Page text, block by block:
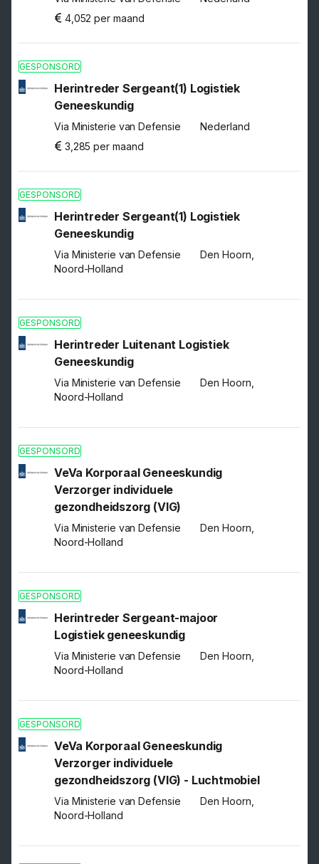
4,052 per maand
GESPONSORD
Herintreder Sergeant(1) Logistiek
Geneeskundig
Via Ministerie van Defensie
Nederland
3,285 per maand
GESPONSORD
Herintreder Sergeant(1) Logistiek
Geneeskundig
Via Ministerie van Defensie
Den Hoorn,
Noord-Holland
GESPONSORD
Herintreder Luitenant Logistiek
Geneeskundig
Via Ministerie van Defensie
Den Hoorn,
Noord-Holland
GESPONSORD
VeVa Korporaal Geneeskundig
Verzorger individuele
gezondheidszorg (VIG)
Via Ministerie van Defensie
Den Hoorn,
Noord-Holland
GESPONSORD
Herintreder Sergeant-majoor
Logistiek geneeskundig
Via Ministerie van Defensie
Den Hoorn,
Noord-Holland
GESPONSORD
VeVa Korporaal Geneeskundig
Verzorger individuele
gezondheidszorg (VIG) - Luchtmobiel
Via Ministerie van Defensie
Den Hoorn,
Noord-Holland